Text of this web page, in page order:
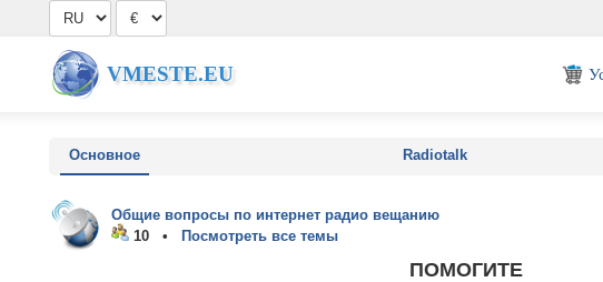
VMESTE.EU
Основное Radiotalk
Общие вопросы по интернет радио вещанию
10 •
Посмотреть все темы
ПОМОГИТЕ